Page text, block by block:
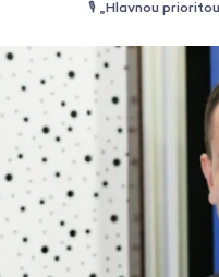
🎙️ „Hlavnou
🗳️ Voľba predsedu
Volebné Valné zhromaždenie
vedení. Delegáti svojím
rokoch preberá Tomáš
Fotogaléria zachytáva priebeh
v sále, ako aj prvé oficiálne
#spv #valnezhromazdenie